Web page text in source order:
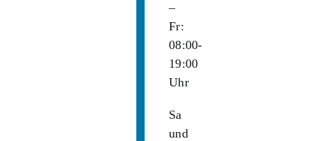
–
Fr:
08:00-
19:00
Uhr
Sa
und